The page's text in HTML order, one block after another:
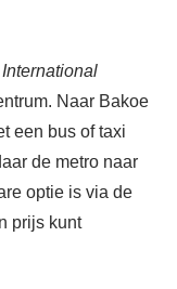
Naar Bakoe
een bus of taxi
de metro naar
optie is via de
prijs kunt